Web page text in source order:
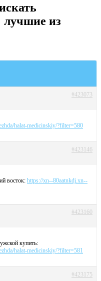
из
#423073
halat-medicinskiy/?filter=580
#423146
восток: https://xn--80aatnkdj.xn--
#423160
купить:
halat-medicinskiy/?filter=581
#423175